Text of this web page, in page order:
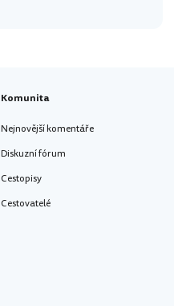
Komunita
Nejnovější komentáře
Diskuzní fórum
Cestopisy
Cestovatelé